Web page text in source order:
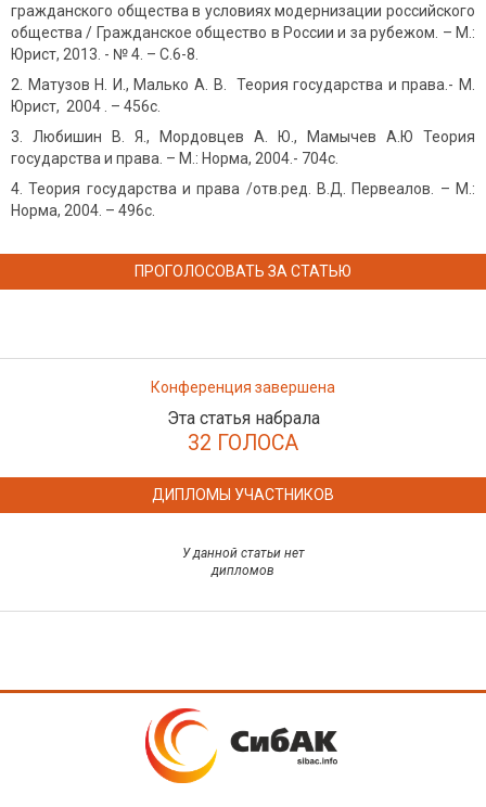
гражданского общества в условиях модернизации российского
общества / Гражданское общество в России и за рубежом. – М.:
Юрист, 2013. - № 4. – С.6-8.
Матузов Н. И., Малько А. В. Теория государства и права.- М.
Юрист, 2004 . – 456с.
Любишин В. Я., Мордовцев А. Ю., Мамычев А.Ю Теория
государства и права. – М.: Норма, 2004.- 704с.
Теория государства и права /отв.ред. В.Д. Первеалов. – М.:
Норма, 2004. – 496с.
ПРОГОЛОСОВАТЬ ЗА СТАТЬЮ
Конференция завершена
Эта статья набрала
32 ГОЛОСА
ДИПЛОМЫ УЧАСТНИКОВ
У данной статьи нет
дипломов